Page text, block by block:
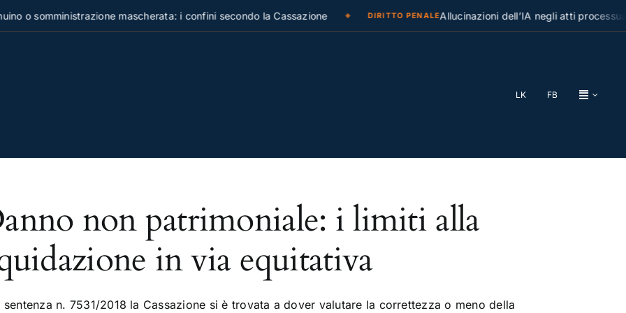
o somministrazione mascherata: i confini secondo la Cassazione DIRITTO PENALEAllucinazioni dell’IA negli atti
LK FB
non patrimoniale: i limiti alla
in via equitativa
sentenza n. 7531/2018 la Cassazione si è trovata a dover valutare la correttezza o meno della